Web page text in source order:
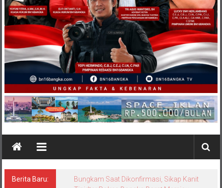
Berita Baru:
Bungkam Saat Dikonfirmasi, Sikap Kanit